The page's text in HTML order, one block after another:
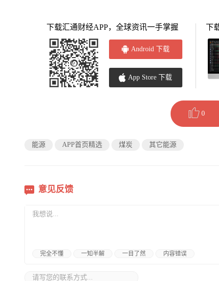
下载汇通财经APP，全球资讯一手掌握
Android 下载
App Store 下载
下
0
能源 APP首页精选 煤炭 其它能源
意见反馈
完全不懂 一知半解 一目了然 内容错误